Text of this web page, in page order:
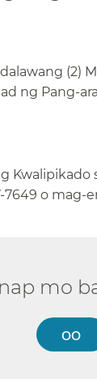
(2)
ng Pang-
Kwalipikado
7649 o mag-
mo
OO​​